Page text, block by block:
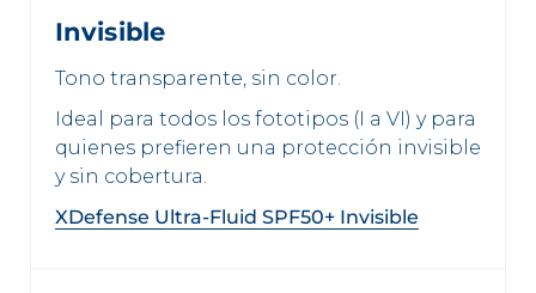
Invisible
Tono transparente, sin color.
Ideal para todos los fototipos (I a VI) y para
quienes prefieren una protección invisible
y sin cobertura.
XDefense Ultra-Fluid SPF50+ Invisible